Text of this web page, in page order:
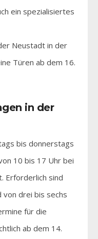
ein spezialisiertes
Neustadt in der
Türen ab dem 16.
in der
bis donnerstags
10 bis 17 Uhr bei
Erforderlich sind
von drei bis sechs
für die
ab dem 14.